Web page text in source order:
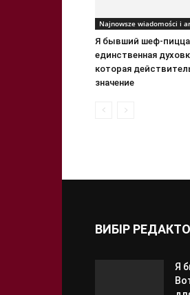
Najnowsze wiadomości i
Я бывший шеф-
единственная
которая
значение
ВИБІР
Я